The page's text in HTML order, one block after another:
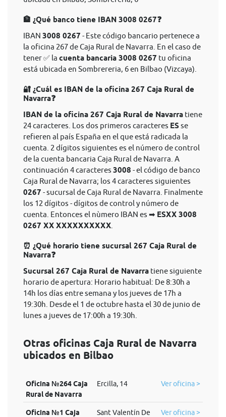
🏦 ¿Qué banco tiene IBAN 3008 0267❓
IBAN 3008 0267 - Este código bancario pertenece a
la oficina 267 de Caja Rural de Navarra. En el caso de
tener ✅ la cuenta bancaria 3008 0267 tu oficina
está ubicada en Sombrereria, 6 en Bilbao (Vizcaya).
🔐 ¿Cuál es IBAN de la oficina 267 Caja Rural de
Navarra❓
IBAN de la oficina 267 Caja Rural de Navarra tiene
24 caracteres. Los dos primeros caracteres ES se
refieren al país España en el que está radicada la
cuenta. 2 dígitos siguientes es el número de control
de la cuenta bancaria Caja Rural de Navarra. A
continuación 4 caracteres 3008 - el código de banco
Caja Rural de Navarra; los 4 caracteres siguientes
0267 - sucursal de Caja Rural de Navarra. Finalmente
los 12 dígitos - dígitos de control y número de
cuenta. Entonces el nùmero IBAN es ➡ ESXX 3008
0267 XX XXXXXXXXXX
⏰ ¿Qué horario tiene sucursal 267 Caja Rural de
Navarra❓
Sucursal 267 Caja Rural de Navarra tiene siguiente
horario de apertura: Horario habitual: De 8:30h a
14h los días entre semana y los jueves de 17h a
19:30h. Desde el 1 de octubre hasta el 30 de junio de
lunes a jueves de 17:00h a 19:30h.
Otras oficinas Caja Rural de Navarra
ubicados en Bilbao
Oficina №264 Caja
Rural de Navarra
Ercilla, 14 Ver oficina >
Oficina №1 Caja
Sant Valentín De
Ver oficina >